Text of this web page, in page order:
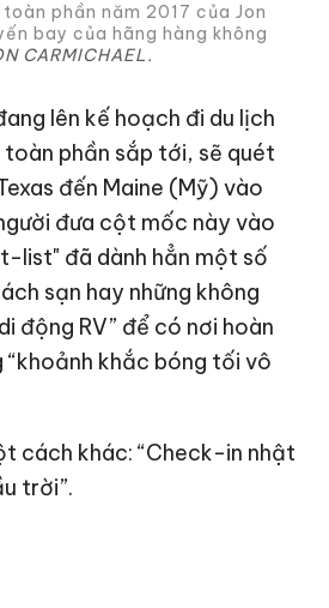
phần năm 2017 của Jon
bay của hãng hàng không
CARMICHAEL.
lên kế hoạch đi du lịch
phần sắp tới, sẽ quét
đến Maine (Mỹ) vào
đưa cột mốc này vào
list" đã dành hẳn một số
sạn hay những không
động RV” để có nơi hoàn
khắc bóng tối vô
cách khác: “Check-in nhật
trời”.